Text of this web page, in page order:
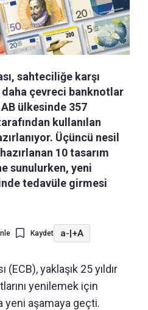
sahteciliğe karşı
çevreci banknotlar
ülkesinde 357
kullanılan
Üçüncü nesil
10 tasarım
sunulurken, yeni
tedavüle girmesi
Kaydet a-|+A
yaklaşık 25 yıldır
yenilemek için
yeni aşamaya geçti.